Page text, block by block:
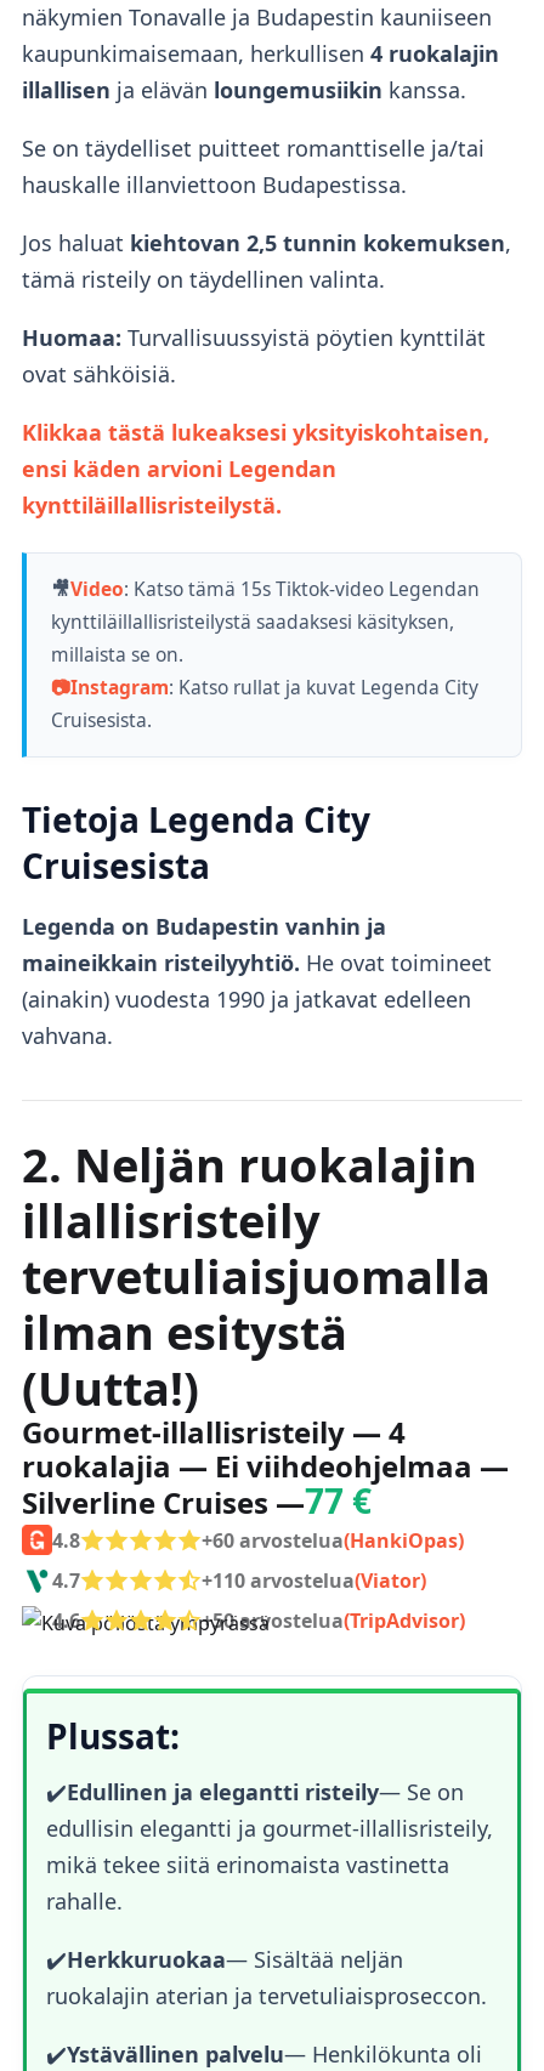
näkymien Tonavalle ja Budapestin kauniiseen
kaupunkimaisemaan, herkullisen 4 ruokalajin
illallisen ja elävän loungemusiikin kanssa.
Se on täydelliset puitteet romanttiselle ja/tai
hauskalle illanviettoon Budapestissa.
Jos haluat kiehtovan 2,5 tunnin kokemuksen,
tämä risteily on täydellinen valinta.
Huomaa: Turvallisuussyistä pöytien kynttilät
ovat sähköisiä.
Klikkaa tästä lukeaksesi yksityiskohtaisen,
ensi käden arvioni Legendan
kynttiläillallisristeilystä.
🎥Video: Katso tämä 15s Tiktok-video Legendan
kynttiläillallisristeilystä saadaksesi käsityksen,
millaista se on.
📷Instagram: Katso rullat ja kuvat Legenda City
Cruisesista.
Tietoja Legenda City
Cruisesista
Legenda on Budapestin vanhin ja
maineikkain risteilyyhtiö. He ovat toimineet
(ainakin) vuodesta 1990 ja jatkavat edelleen
vahvana.
2. Neljän ruokalajin
illallisristeily
tervetuliaisjuomalla
ilman esitystä
(Uutta!)
Gourmet-illallisristeily — 4
ruokalajia — Ei viihdeohjelmaa —
Silverline Cruises —77 €
+60 arvostelua(HankiOpas)
4.8
+110 arvostelua(Viator)
4.7
+50 arvostelua(TripAdvisor)
4.6
Plussat:
✔️Edullinen ja elegantti risteily— Se on
edullisin elegantti ja gourmet-illallisristeily,
mikä tekee siitä erinomaista vastinetta
rahalle.
✔️Herkkuruokaa— Sisältää neljän
ruokalajin aterian ja tervetuliaisproseccon.
✔️Ystävällinen palvelu— Henkilökunta oli